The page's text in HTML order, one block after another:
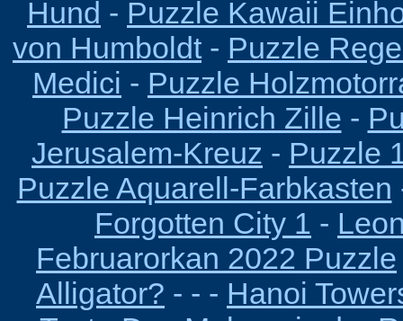
Hund - Puzzle Kawaii
von Humboldt- Puzzle
Medici - Puzzle
Puzzle Heinrich Zille -
Jerusalem-Kreuz - Puzzle
Puzzle Aquarell-Farbkasten
Forgotten City 1 -
Februarorkan 2022 Puzzle
Alligator? - - - Hanoi